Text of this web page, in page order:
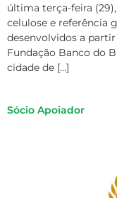
última terça-feira
celulose e referência
desenvolvidos a
Fundação Banco do
cidade de […]
Sócio Apoiador